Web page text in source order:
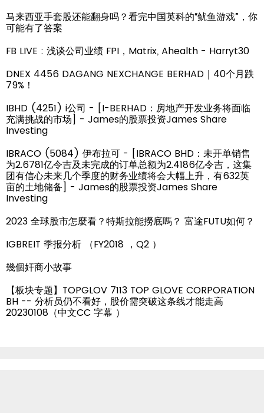
马来西亚手套股还能翻身吗？看完中国英科的“鱿鱼游戏”，你
可能有了答案
FB LIVE : 浅谈公司业绩 FPI，Matrix, Ahealth - Harryt30
DNEX 4456 DAGANG NEXCHANGE BERHAD｜40个月跌
79%！
IBHD (4251) i公司 - [I-BERHAD：房地产开发业务将面临
充满挑战的市场] - James的股票投资James Share
Investing
IBRACO (5084) 伊布拉可 - [IBRACO BHD：未开单销售
为2.6781亿令吉及未完成的订单总额为2.4186亿令吉，这集
团有信心未来几个季度的财务业绩将会大幅上升，有632英
亩的土地储备] - James的股票投资James Share
Investing
2023 全球股市怎麼看？特斯拉能撈底嗎？ 富途FUTU如何？
IGBREIT 季报分析 （FY2018 ，Q2 ）
幾個奸商小故事
【板块专题】TOPGLOV 7113 TOP GLOVE CORPORATION
BH -- 分析员仍不看好，股价需突破这条线才能走高
20230108（中文CC 字幕 ）